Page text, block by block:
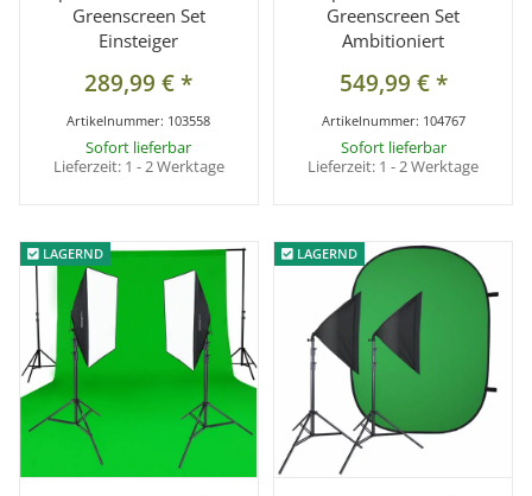
Greenscreen Set
Einsteiger
289,99 €*
Artikelnummer: 103558
Sofort lieferbar
Lieferzeit: 1 - 2 Werktage
Greenscreen Set
Ambitioniert
549,99 €*
Artikelnummer: 104767
Sofort lieferbar
Lieferzeit: 1 - 2 Werktage
LAGERND
LAGERND LAGERND
LAGERND